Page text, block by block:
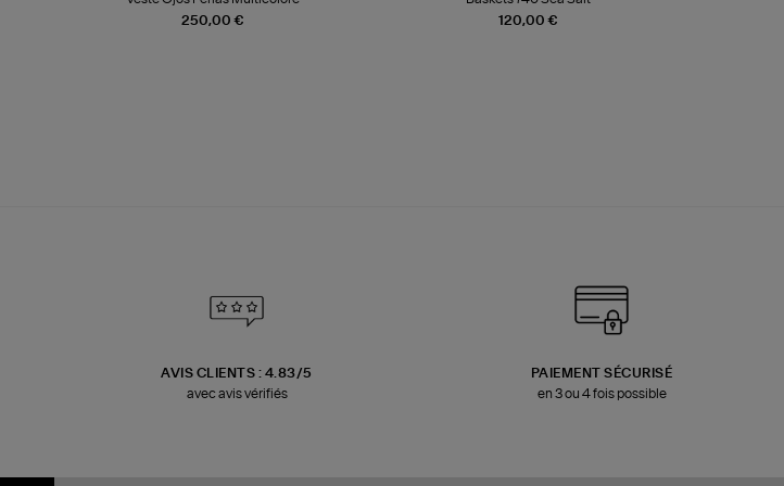
250,00 €
120,00 €
AVIS CLIENTS : 4.83/5
avec avis vérifiés
PAIEMENT SÉCURISÉ
en 3 ou 4 fois possible